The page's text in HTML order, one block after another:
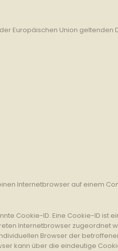
Europäischen Union
Internetbrowser auf einem
Cookie-ID. Eine Cookie-ID ist
Internetbrowser zugeordnet
Browser der
kann über die eindeutige